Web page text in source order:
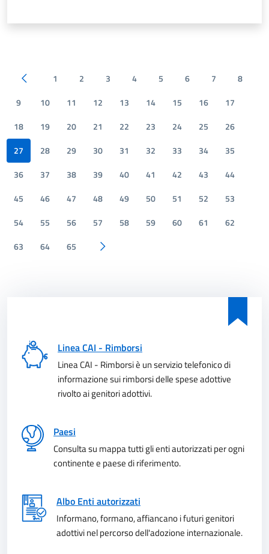
Pagina precedente
1 2 3 4 5 6 7
8
9
10 11 12 13 14 15 16
17
18
19 20 21 22 23 24 25
26
27
28 29 30 31 32 33 34
35
36
37 38 39 40 41 42 43
44
45
46 47 48 49 50 51 52
53
54
55 56 57 58 59 60 61
62
63
64 65 Pagina successiva
Linea CAI - Rimborsi
Linea CAI - Rimborsi è un servizio telefonico di
informazione sui rimborsi delle spese adottive
rivolto ai genitori adottivi.
Paesi
Consulta su mappa tutti gli enti autorizzati per ogni
continente e paese di riferimento.
Albo Enti autorizzati
Informano, formano, affiancano i futuri genitori
adottivi nel percorso dell'adozione internazionale.